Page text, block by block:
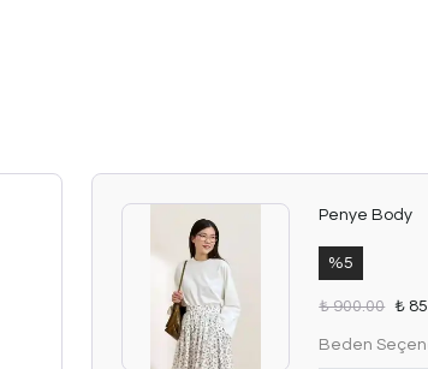
Penye Body
%5
₺ 900.00 ₺
Beden